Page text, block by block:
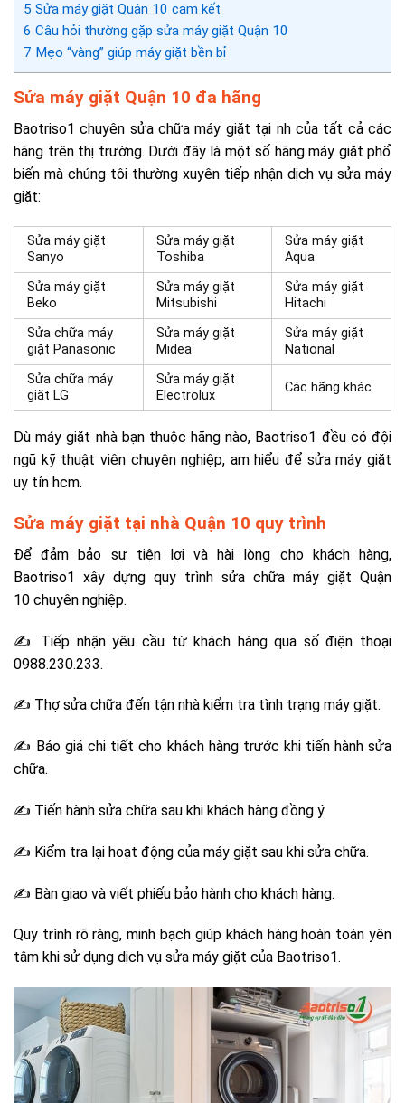
5 Sửa máy giặt Quận 10 cam kết
6 Câu hỏi thường gặp sửa máy giặt Quận 10
7 Mẹo “vàng” giúp máy giặt bền bỉ
Sửa máy giặt Quận 10 đa hãng
Baotriso1 chuyên sửa chữa máy giặt tại nh của tất cả các
hãng trên thị trường. Dưới đây là một số hãng máy giặt phổ
biến mà chúng tôi thường xuyên tiếp nhận dịch vụ sửa máy
giặt:
Sửa máy giặt
Sanyo
Sửa máy giặt
Toshiba
Sửa máy giặt
Aqua
Sửa máy giặt
Beko
Sửa máy giặt
Mitsubishi
Sửa máy giặt
Hitachi
Sửa chữa máy
giặt Panasonic
Sửa máy giặt
Midea
Sửa máy giặt
National
Sửa chữa máy
giặt LG
Sửa máy giặt
Electrolux
Các hãng khác
Dù máy giặt nhà bạn thuộc hãng nào, Baotriso1 đều có đội
ngũ kỹ thuật viên chuyên nghiệp, am hiểu để sửa máy giặt
uy tín hcm.
Sửa máy giặt tại nhà Quận 10 quy trình
Để đảm bảo sự tiện lợi và hài lòng cho khách hàng,
Baotriso1 xây dựng quy trình sửa chữa máy giặt Quận
10 chuyên nghiệp.
✍ Tiếp nhận yêu cầu từ khách hàng qua số điện thoại
0988.230.233.
✍ Thợ sửa chữa đến tận nhà kiểm tra tình trạng máy giặt.
✍ Báo giá chi tiết cho khách hàng trước khi tiến hành sửa
chữa.
✍ Tiến hành sửa chữa sau khi khách hàng đồng ý.
✍ Kiểm tra lại hoạt động của máy giặt sau khi sửa chữa.
✍ Bàn giao và viết phiếu bảo hành cho khách hàng.
Quy trình rõ ràng, minh bạch giúp khách hàng hoàn toàn yên
tâm khi sử dụng dịch vụ sửa máy giặt của Baotriso1.